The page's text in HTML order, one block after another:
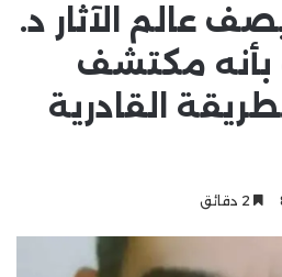
عالم الآثار د.
مكتشف
القادرية